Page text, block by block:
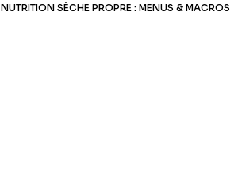
NUTRITION SÈCHE PROPRE : MENUS & MACROS